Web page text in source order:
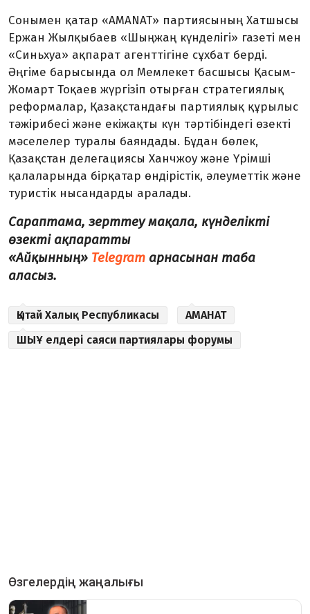
Сонымен қатар «AMANAT» партиясының Хатшысы
Ержан Жылқыбаев «Шыңжаң күнделігі» газеті мен
«Синьхуа» ақпарат агенттігіне сұхбат берді.
Әңгіме барысында ол Мемлекет басшысы Қасым-
Жомарт Тоқаев жүргізіп отырған стратегиялық
реформалар, Қазақстандағы партиялық құрылыс
тәжірибесі және екіжақты күн тәртібіндегі өзекті
мәселелер туралы баяндады. Бұдан бөлек,
Қазақстан делегациясы Ханчжоу және Үрімші
қалаларында бірқатар өндірістік, әлеуметтік және
туристік нысандарды аралады.
Сараптама, зерттеу мақала, күнделікті
өзекті ақпаратты
«Айқынның» Telegram арнасынан таба
аласыз.
Қытай Халық Республикасы
АМАНАТ
ШЫҰ елдері саяси партиялары форумы